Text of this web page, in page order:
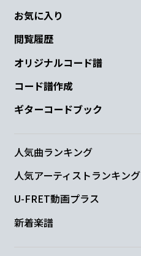
お気に入り
閲覧履歴
オリジナルコード譜
コード譜作成
ギターコードブック
人気曲ランキング
人気アーティストランキング
U-FRET動画プラス
新着楽譜